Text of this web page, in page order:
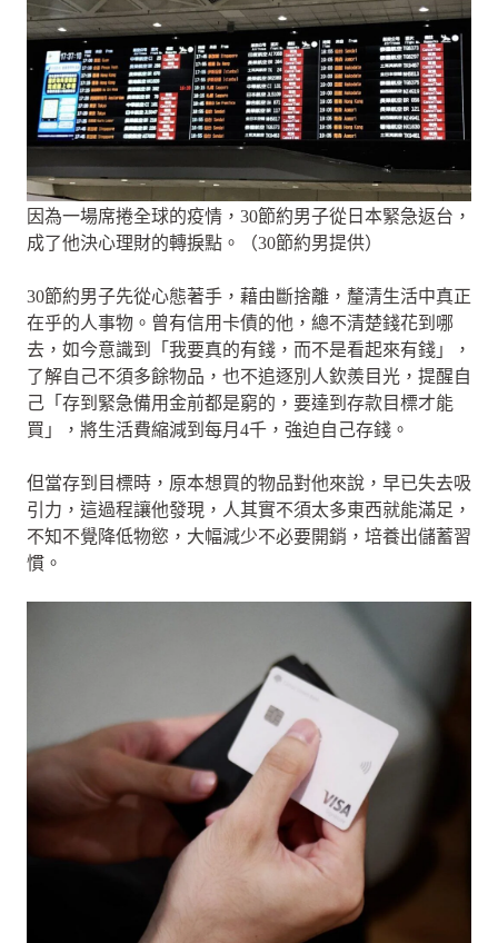
因為一場席捲全球的疫情，30節約男子從日本緊急返台，
成了他決心理財的轉捩點。（30節約男提供）
30節約男子先從心態著手，藉由斷捨離，釐清生活中真正
在乎的人事物。曾有信用卡債的他，總不清楚錢花到哪
去，如今意識到「我要真的有錢，而不是看起來有錢」，
了解自己不須多餘物品，也不追逐別人欽羨目光，提醒自
己「存到緊急備用金前都是窮的，要達到存款目標才能
買」，將生活費縮減到每月4千，強迫自己存錢。
但當存到目標時，原本想買的物品對他來說，早已失去吸
引力，這過程讓他發現，人其實不須太多東西就能滿足，
不知不覺降低物慾，大幅減少不必要開銷，培養出儲蓄習
慣。